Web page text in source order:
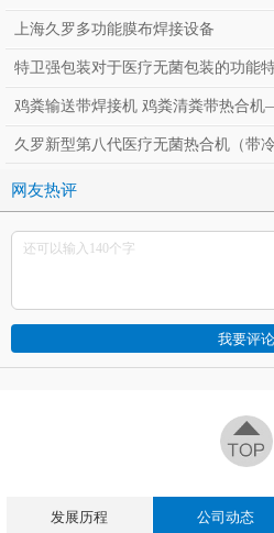
上海久罗多功能膜布焊接设备
特卫强包装对于医疗无菌包装的功能
鸡粪输送带焊接机 鸡粪清粪带热合
久罗新型第八代医疗无菌热合机（带冷
网友热评
发展历程 公司动态